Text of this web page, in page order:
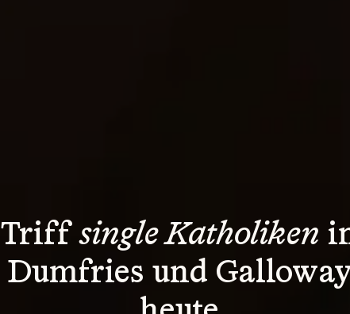
Triff single Katholiken
Dumfries und